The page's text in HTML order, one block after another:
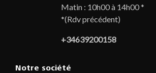
Matin : 10h00 à 14h00 *
*(Rdv précédent)
+34639200158
Notre société